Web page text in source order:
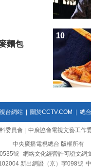
麵包
10
台網站| 關於CCTV.COM 總
委員會 中廣協會電視文藝工作
中央廣播電視總台 版權所有
號
網絡文化經營許可證文網
新出網證（京）字098號